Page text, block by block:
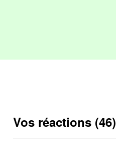
Vos réactions (46)